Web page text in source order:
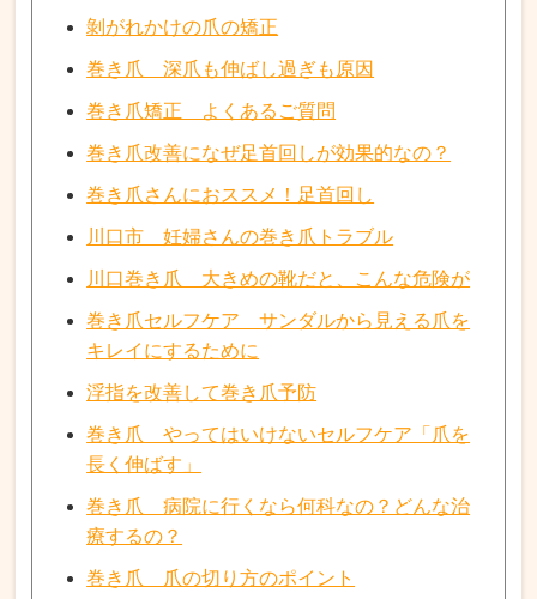
剝がれかけの爪の矯正
巻き爪 深爪も伸ばし過ぎも原因
巻き爪矯正 よくあるご質問
巻き爪改善になぜ足首回しが効果的なの？
巻き爪さんにおススメ！足首回し
川口市 妊婦さんの巻き爪トラブル
川口巻き爪 大きめの靴だと、こんな危険が
巻き爪セルフケア サンダルから見える爪を
キレイにするために
浮指を改善して巻き爪予防
巻き爪 やってはいけないセルフケア「爪を
長く伸ばす」
巻き爪 病院に行くなら何科なの？どんな治
療するの？
巻き爪 爪の切り方のポイント